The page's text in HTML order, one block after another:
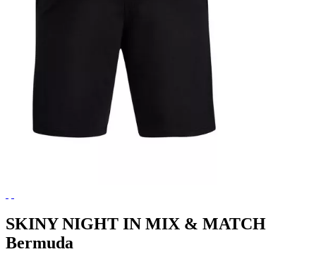
SKINY NIGHT IN MIX & MATCH
Bermuda